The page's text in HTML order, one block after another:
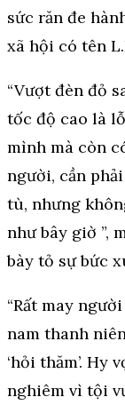
sức răn đe
xã hội có tên
“Vượt đèn đỏ
tốc độ cao là
mình mà còn
người, cần
tù, nhưng
như bây giờ ”,
bày tỏ sự bức
“Rất may
nam thanh
‘hỏi thăm’. Hy
nghiêm vì tội